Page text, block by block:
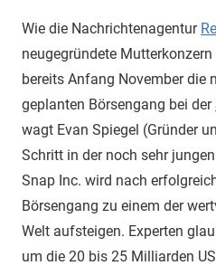
21.
November
2016
terminal-
y
Urbi
et
orbi
Wie die Nachrichtenagentur
neugegründete
bereits Anfang November die
geplanten Börsengang bei der
wagt Evan Spiegel (Gründer
Schritt in der noch sehr
Snap Inc. wird nach
Börsengang zu einem der
Welt aufsteigen. Experten
um die 20 bis 25 Milliarden